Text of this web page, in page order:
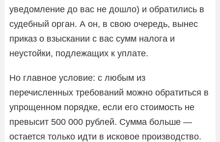
уведомление до вас не дошло) и обратились в
судебный орган. А он, в свою очередь, вынес
приказ о взыскании с вас сумм налога и
неустойки, подлежащих к уплате.
Но главное условие: с любым из
перечисленных требований можно обратиться в
упрощенном порядке, если его стоимость не
превысит 500 000 рублей. Сумма больше —
остается только идти в исковое производство.